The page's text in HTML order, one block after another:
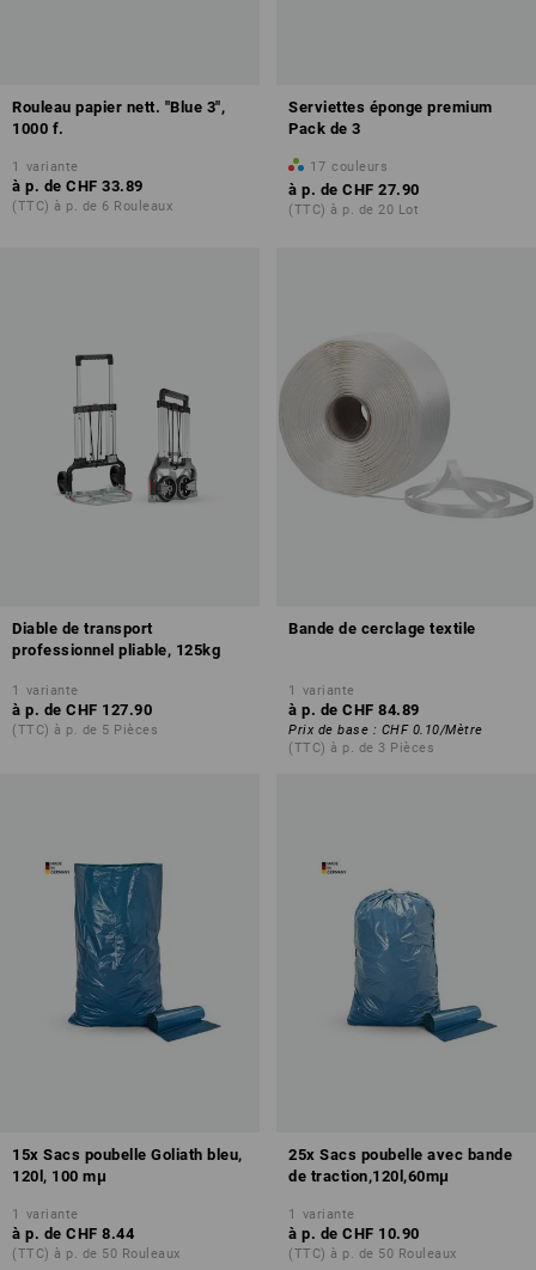
Rouleau papier nett. "Blue 3",
1000 f.
1 variante
à p. de CHF 33.89
(TTC) à p. de 6 Rouleaux
Serviettes éponge premium
Pack de 3
17 couleurs
à p. de CHF 27.90
(TTC) à p. de 20 Lot
Diable de transport
professionnel pliable, 125kg
1 variante
à p. de CHF 127.90
(TTC) à p. de 5 Pièces
Bande de cerclage textile
1 variante
à p. de CHF 84.89
Prix de base : CHF 0.10/Mètre
(TTC) à p. de 3 Pièces
15x Sacs poubelle Goliath bleu,
120l, 100 mμ
1 variante
à p. de CHF 8.44
(TTC) à p. de 50 Rouleaux
25x Sacs poubelle avec bande
de traction,120l,60mμ
1 variante
à p. de CHF 10.90
(TTC) à p. de 50 Rouleaux